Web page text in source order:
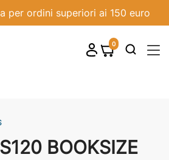
per ordini superiori ai 150 euro
 shopping_cart0
BOOKSIZE